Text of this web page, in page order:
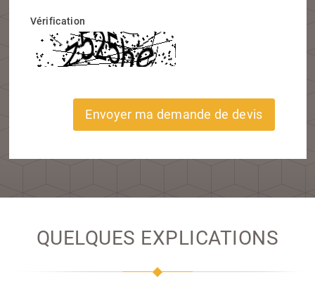
Vérification
Envoyer ma demande de devis
QUELQUES EXPLICATIONS